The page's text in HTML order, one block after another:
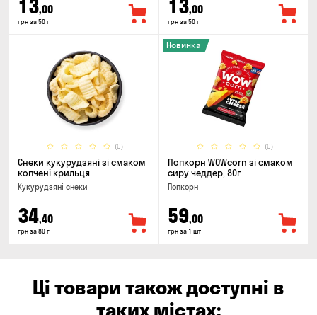
13,00
грн за 50 г
13,00
грн за 50 г
(0)
Снеки кукурудзяні зі смаком
копчені крильця
Кукурудзяні снеки
34,40
грн за 80 г
(0)
Новинка
Попкорн WOWcorn зі смаком
сиру чеддер, 80г
Попкорн
59,00
грн за 1 шт
Ці товари також доступні в
таких містах: